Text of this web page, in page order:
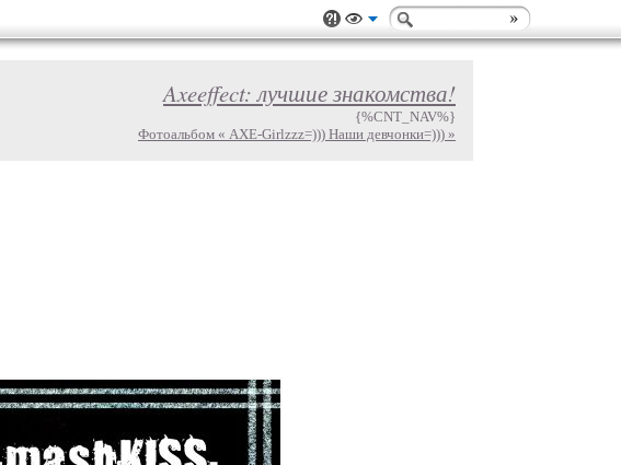
Axeeffect: лучшие знакомства!
{%CNT_NAV%}
Фотоальбом « AXE-Girlzzz=))) Наши девчонки=))) »